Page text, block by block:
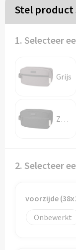
Potloden
Geschenksets
Zelfklevende
Stel product
1. Selecteer
Grijs
Zwart
2. Selecteer
voorzijde
Onbewerkt